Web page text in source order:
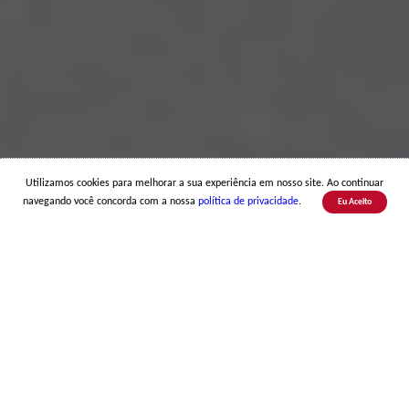
Utilizamos cookies para melhorar a sua experiência em nosso site. Ao continuar
navegando você concorda com a nossa política de privacidade. Eu Aceito